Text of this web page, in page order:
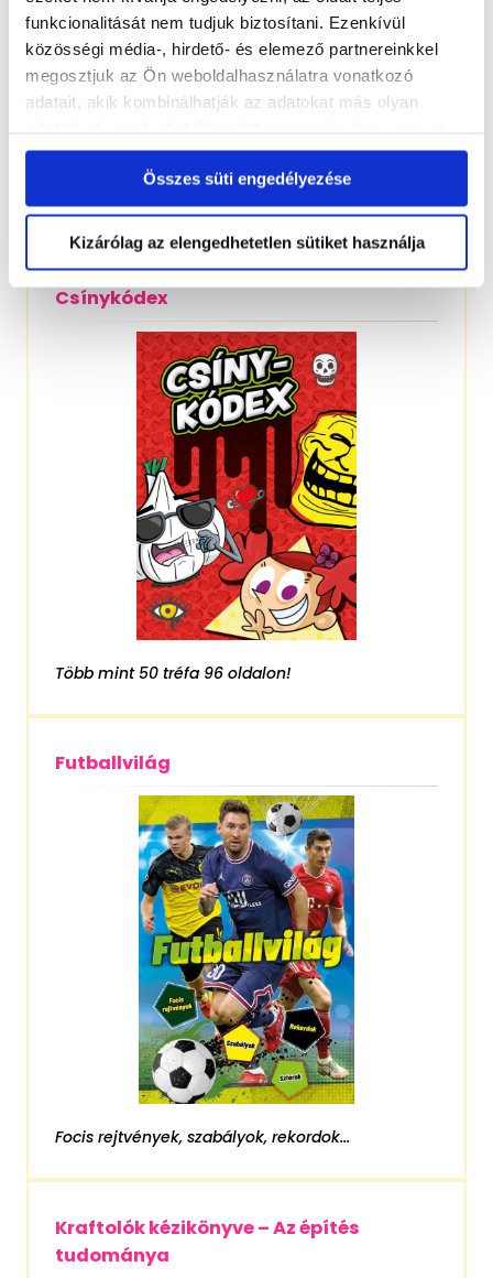
funkcionalitását nem tudjuk biztosítani. Ezenkívül
közösségi média-, hirdető- és elemező partnereinkkel
megosztjuk az Ön weboldalhasználatra vonatkozó
adatait, akik kombinálhatják az adatokat más olyan
Ön által használt más szolgáltatásokból gyűjtöttek.
Összes süti engedélyezése
Kizárólag az elengedhetetlen sütiket használja
A kraftvilág legkiválóbb harcosának izgalmas
kalandjai
Csínykódex
Több mint 50 tréfa 96 oldalon!
Futballvilág
Focis rejtvények, szabályok, rekordok...
Kraftolók kézikönyve – Az építés
tudománya